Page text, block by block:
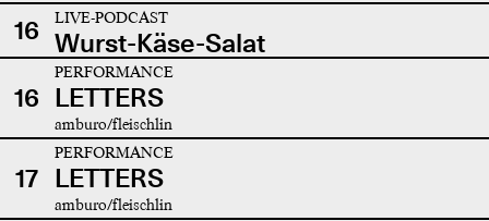
16 LIVE-PODCAST
Wurst-Käse-Salat
16
PERFORMANCE
LETTERS
amburo/fleischlin
17
PERFORMANCE
LETTERS
amburo/fleischlin